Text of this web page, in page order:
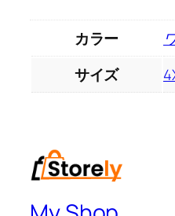
カラー
サイズ